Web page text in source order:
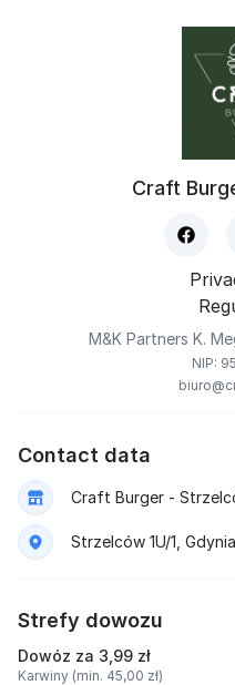
Craft
M&K Partners K.
NIP:
Contact data
Craft Burger -
Strzelców 1U/1, Gdynia
Strefy dowozu
Dowóz za 3,99 zł
Karwiny (min. 45,00 zł)